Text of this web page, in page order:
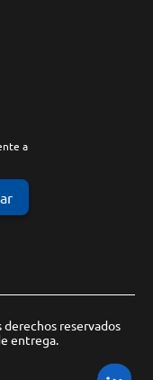
a
reservados
entrega.